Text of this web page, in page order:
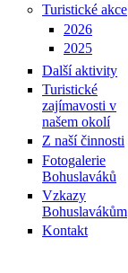
Turistické akce
2026
2025
Další aktivity
Turistické
zajímavosti v
našem okolí
Z naší činnosti
Fotogalerie
Bohuslaváků
Vzkazy
Bohuslavákům
Kontakt